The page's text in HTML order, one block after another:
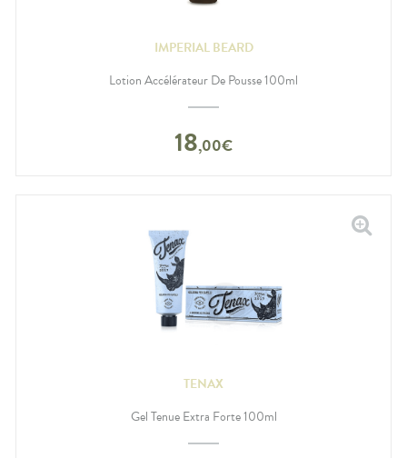
IMPERIAL BEARD
Lotion Accélérateur De Pousse 100ml
18,00€
TENAX
Gel Tenue Extra Forte 100ml